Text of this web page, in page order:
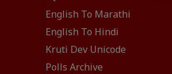
English To Marathi
English To Hindi
Kruti Dev Unicode
Polls Archive